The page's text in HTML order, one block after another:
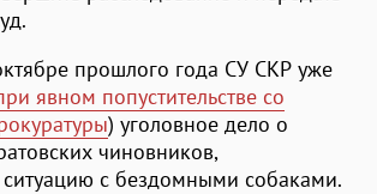
прошлого года СУ СКР уже
явном попустительстве со
) уголовное дело о
чиновников,
ситуацию с бездомными собаками.